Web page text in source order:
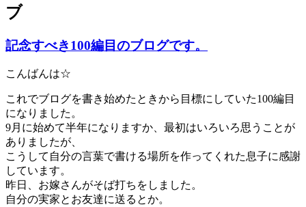
ブ
記念すべき100編目のブログです。
こんばんは☆
これでブログを書き始めたときから目標にしていた100編目
になりました。
9月に始めて半年になりますか、最初はいろいろ思うことが
ありましたが、
こうして自分の言葉で書ける場所を作ってくれた息子に感謝
しています。
昨日、お嫁さんがそば打ちをしました。
自分の実家とお友達に送るとか。